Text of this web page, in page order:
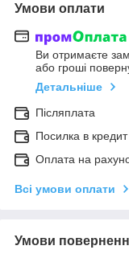
Умови оплати
Ви отримаєте
або гроші
Детальніше
Післяплата
Посилка в
Оплата на
Всі умови оплати
Умови